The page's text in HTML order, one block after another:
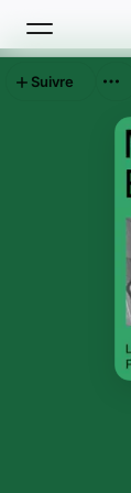
Suivre